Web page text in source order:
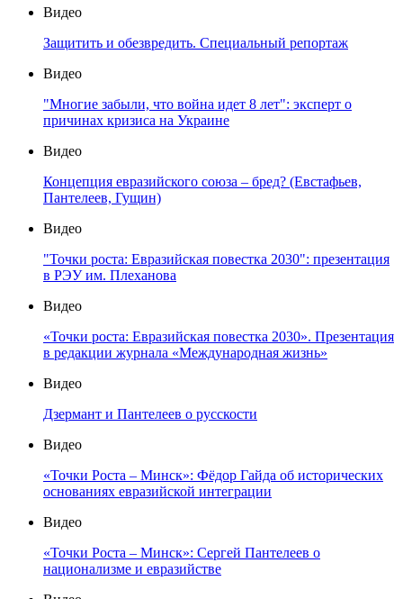
Видео
Защитить и обезвредить. Специальный репортаж
Видео
"Многие забыли, что война идет 8 лет": эксперт о
причинах кризиса на Украине
Видео
Концепция евразийского союза – бред? (Евстафьев,
Пантелеев, Гущин)
Видео
"Точки роста: Евразийская повестка 2030": презентация
в РЭУ им. Плеханова
Видео
«Точки роста: Евразийская повестка 2030». Презентация
в редакции журнала «Международная жизнь»
Видео
Дзермант и Пантелеев о русскости
Видео
«Точки Роста – Минск»: Фёдор Гайда об исторических
основаниях евразийской интеграции
Видео
«Точки Роста – Минск»: Сергей Пантелеев о
национализме и евразийстве